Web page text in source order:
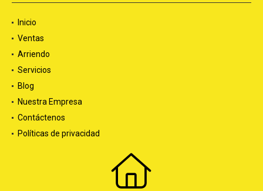
Inicio
Ventas
Arriendo
Servicios
Blog
Nuestra Empresa
Contáctenos
Políticas de privacidad